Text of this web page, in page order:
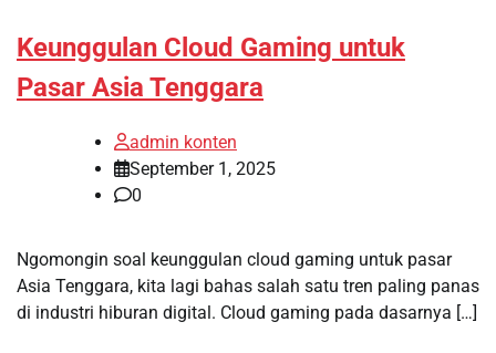
Keunggulan Cloud Gaming untuk
Pasar Asia Tenggara
admin konten
September 1, 2025
0
Ngomongin soal keunggulan cloud gaming untuk pasar
Asia Tenggara, kita lagi bahas salah satu tren paling panas
di industri hiburan digital. Cloud gaming pada dasarnya […]